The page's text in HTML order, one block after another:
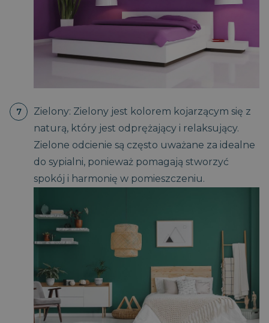
Zielony: Zielony jest kolorem kojarzącym się z
naturą, który jest odprężający i relaksujący.
Zielone odcienie są często uważane za idealne
do sypialni, ponieważ pomagają stworzyć
spokój i harmonię w pomieszczeniu.